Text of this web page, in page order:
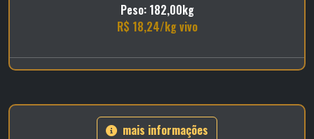
Peso: 182,00kg
R$ 18,24/kg vivo
mais informações